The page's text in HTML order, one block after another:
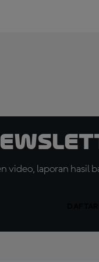
video, laporan hasil